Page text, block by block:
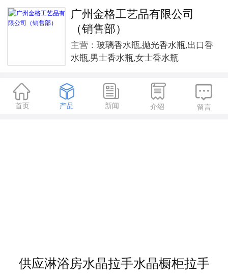
广州金格工艺品有限公司
（销售部）
主营： 玻璃香水瓶,抛光香水瓶,出口香
水瓶,男士香水瓶,女士香水瓶

首页

产品

新闻

介绍

留言
供应淋浴房水晶拉手水晶橱柜拉手